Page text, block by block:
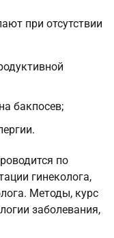
при отсутствии
бакпосев;
по
гинеколога,
Методы, курс
заболевания,